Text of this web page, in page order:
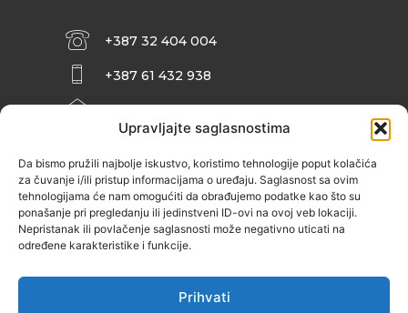
Upravljajte saglasnostima
Da bismo pružili najbolje iskustvo, koristimo tehnologije poput kolačića
za čuvanje i/ili pristup informacijama o uređaju. Saglasnost sa ovim
tehnologijama će nam omogućiti da obrađujemo podatke kao što su
ponašanje pri pregledanju ili jedinstveni ID-ovi na ovoj veb lokaciji.
Nepristanak ili povlačenje saglasnosti može negativno uticati na
određene karakteristike i funkcije.
Prihvati
+387 32 404 004
+387 61 432 938
INFO@ZENIT.BA
ZENIČANKA, 3. SPRAT), 72000 ZENICA